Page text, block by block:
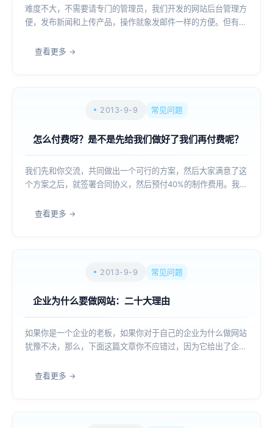
难度不大，不需要请专门的管理员，我们开发的网站后台管理方
便，发布新闻和上传产品，操作就象发邮件一样的方便。但有些
查看更多
2013-9-9 常见问题
怎么付费呀？是不是先给我们做好了我们再付费呢？
我们先和你交流，共同做出一个可行的方案，然后大家满意了这
个方案之后，就签署合同协义，然后预付40%的制作费用。我方
空间，设置好网站的域名解析。网站正式运营发布。...
查看更多
2013-9-9 常见问题
企业为什么要做网站：二十大理由
如果你是一个企业的老板，如果你对于自己的企业为什么做网站
犹豫不决，那么，下面这篇文章你不应错过，因为它给出了企业
经连接到万维网(WWW)上。无论你做何种生意，你都无法忽视
查看更多